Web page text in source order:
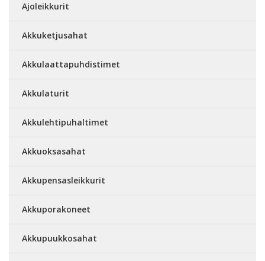
Ajoleikkurit
Akkuketjusahat
Akkulaattapuhdistimet
Akkulaturit
Akkulehtipuhaltimet
Akkuoksasahat
Akkupensasleikkurit
Akkuporakoneet
Akkupuukkosahat